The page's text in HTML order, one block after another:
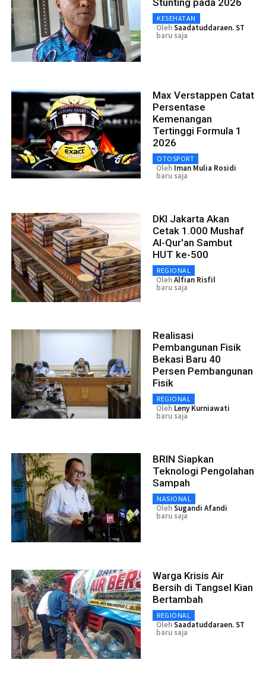
KESEHATAN
OlehSaadatuddaraen. ST
baru saja
Max Verstappen Catat
Persentase
Kemenangan
Tertinggi Formula 1
2026
OTOSPORT
Oleh Iman Mulia Rosidi
baru saja
DKI Jakarta Akan
Cetak 1.000 Mushaf
Al-Qur'an Sambut
HUT ke-500
REGIONAL
OlehAlfian Risfil
baru saja
Realisasi
Pembangunan Fisik
Bekasi Baru 40
Persen Pembangunan
Fisik
REGIONAL
Oleh Leny Kurniawati
baru saja
BRIN Siapkan
Teknologi Pengolahan
Sampah
NASIONAL
OlehSugandi Afandi
baru saja
Warga Krisis Air
Bersih di Tangsel Kian
Bertambah
REGIONAL
OlehSaadatuddaraen. ST
baru saja